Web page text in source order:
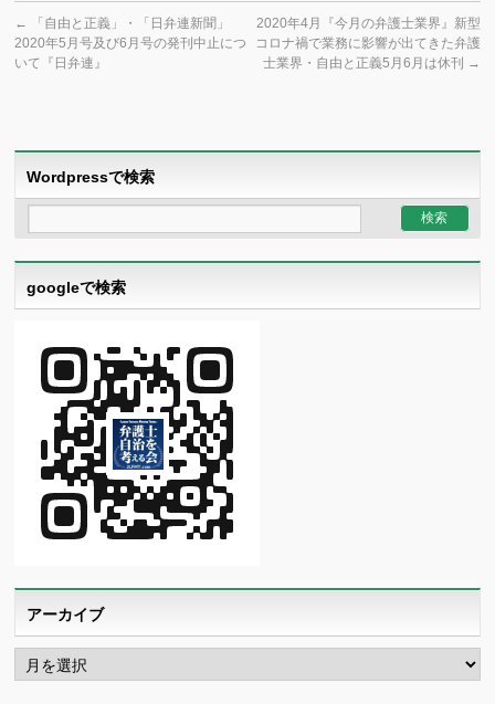
←
「自由と正義」・「日弁連新聞」
2020年5月号及び6月号の発刊中止につ
いて『日弁連』
2020年4月『今月の弁護士業界』新型
コロナ禍で業務に影響が出てきた弁護
士業界・自由と正義5月6月は休刊 →
Wordpressで検索
googleで検索
アーカイブ
ア
ー
カ